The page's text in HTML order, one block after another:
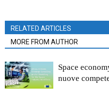
RELATED ARTICLES
MORE FROM AUTHOR
Space
nuove